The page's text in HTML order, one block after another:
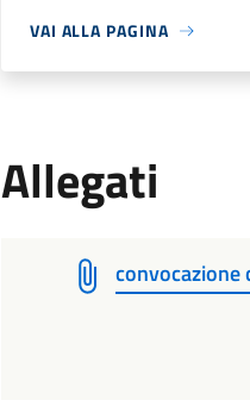
VAI ALLA PAGINA
Allegati
convocazione